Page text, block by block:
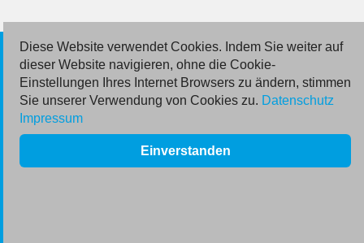
© 2026 Deutsche Jobmarkt GmbH
Inserieren
Kontakt
AGB
Diese Website verwendet Cookies. Indem Sie weiter auf
dieser Website navigieren, ohne die Cookie-
Einstellungen Ihres Internet Browsers zu ändern, stimmen
Sie unserer Verwendung von Cookies zu. Datenschutz
Impressum
Einverstanden